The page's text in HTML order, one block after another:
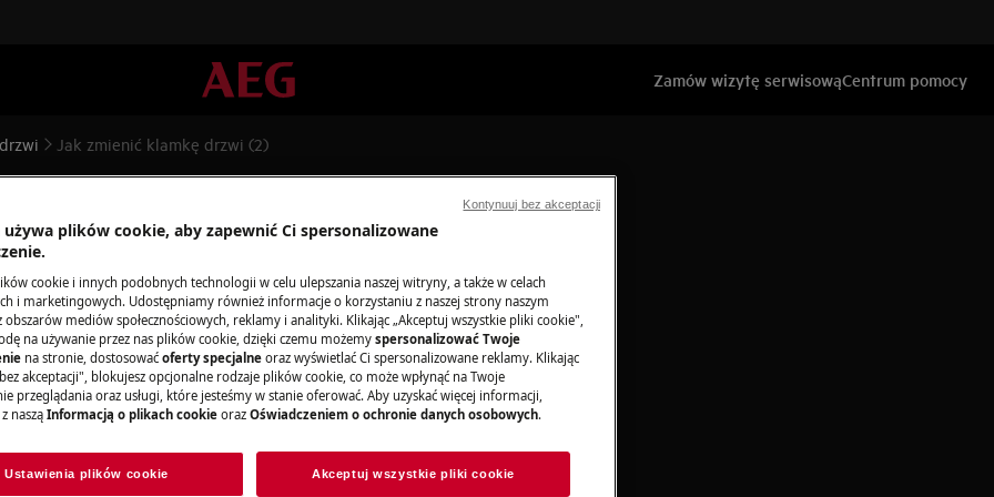
Zamów wizytę serwisowąCentrum pomocy
Jak zmienić klamkę drzwi (2)
(2)
wyłącz urządzenie i wyjmij
w przypadku ciężkich
używa plików cookie, aby zapewnić Ci spersonalizowane
cookie i innych podobnych technologii w celu ulepszania naszej witryny, a także w celach
i marketingowych. Udostępniamy również informacje o korzystaniu z naszej strony naszym
mediów społecznościowych, reklamy i analityki. Klikając „Akceptuj wszystkie pliki cookie",
na używanie przez nas plików cookie, dzięki czemu możemy spersonalizować Twoje
na stronie, dostosować oferty specjalne oraz wyświetlać Ci spersonalizowane reklamy. Klikając
akceptacji", blokujesz opcjonalne rodzaje plików cookie, co może wpłynąć na Twoje
przeglądania oraz usługi, które jesteśmy w stanie oferować. Aby uzyskać więcej informacji,
nasząInformacją o plikach cookie oraz Oświadczeniem o ochronie danych osobowych.
Ustawienia plików cookie Akceptuj wszystkie pliki cookie
Kontynuuj bez akceptacji